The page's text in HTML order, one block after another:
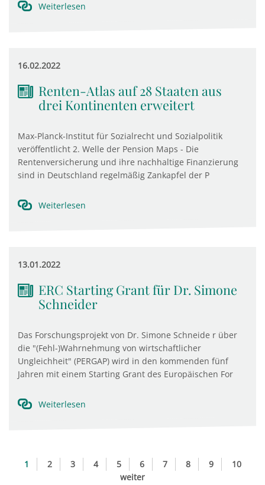
Weiterlesen
16.02.2022
Renten-Atlas auf 28 Staaten aus
drei Kontinenten erweitert
Max-Planck-Institut für Sozialrecht und Sozialpolitik
veröffentlicht 2. Welle der Pension Maps - Die
Rentenversicherung und ihre nachhaltige Finanzierung
sind in Deutschland regelmäßig Zankapfel der P
Weiterlesen
13.01.2022
ERC Starting Grant für Dr. Simone
Schneider
Das Forschungsprojekt von Dr. Simone Schneide r über
die "(Fehl-)Wahrnehmung von wirtschaftlicher
Ungleichheit" (PERGAP) wird in den kommenden fünf
Jahren mit einem Starting Grant des Europäischen For
Weiterlesen
1 2 3 4 5 6 7 8 9
10
weiter